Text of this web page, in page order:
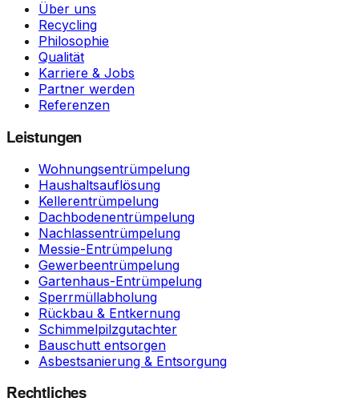
Über uns
Recycling
Philosophie
Qualität
Karriere & Jobs
Partner werden
Referenzen
Leistungen
Wohnungsentrümpelung
Haushaltsauflösung
Kellerentrümpelung
Dachbodenentrümpelung
Nachlassentrümpelung
Messie-Entrümpelung
Gewerbeentrümpelung
Gartenhaus-Entrümpelung
Sperrmüllabholung
Rückbau & Entkernung
Schimmelpilzgutachter
Bauschutt entsorgen
Asbestsanierung & Entsorgung
Rechtliches